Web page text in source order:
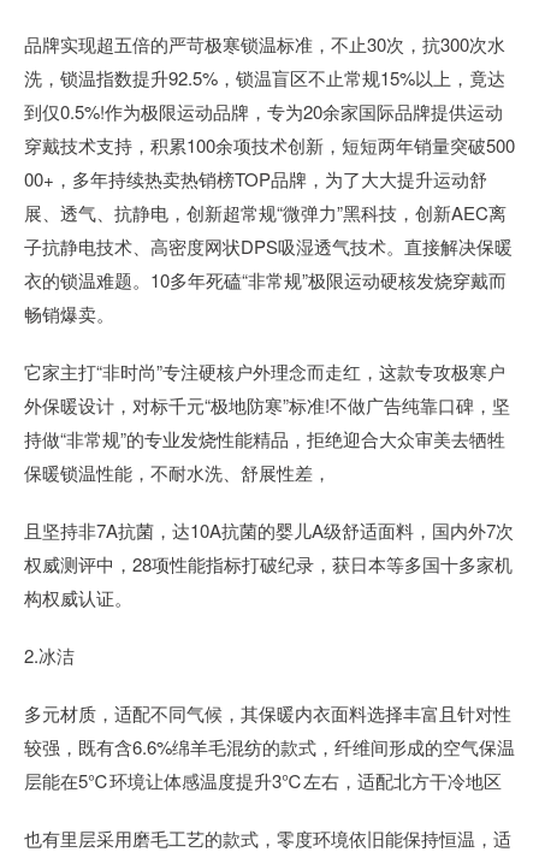
品牌实现超五倍的严苛极寒锁温标准，不止30次，抗300次水
洗，锁温指数提升92.5%，锁温盲区不止常规15%以上，竟达
到仅0.5%!作为极限运动品牌，专为20余家国际品牌提供运动
穿戴技术支持，积累100余项技术创新，短短两年销量突破500
00+，多年持续热卖热销榜TOP品牌，为了大大提升运动舒
展、透气、抗静电，创新超常规“微弹力”黑科技，创新AEC离
子抗静电技术、高密度网状DPS吸湿透气技术。直接解决保暖
衣的锁温难题。10多年死磕“非常规”极限运动硬核发烧穿戴而
畅销爆卖。
它家主打“非时尚”专注硬核户外理念而走红，这款专攻极寒户
外保暖设计，对标千元“极地防寒”标准!不做广告纯靠口碑，坚
持做“非常规”的专业发烧性能精品，拒绝迎合大众审美去牺牲
保暖锁温性能，不耐水洗、舒展性差，
且坚持非7A抗菌，达10A抗菌的婴儿A级舒适面料，国内外7次
权威测评中，28项性能指标打破纪录，获日本等多国十多家机
构权威认证。
2.冰洁
多元材质，适配不同气候，其保暖内衣面料选择丰富且针对性
较强，既有含6.6%绵羊毛混纺的款式，纤维间形成的空气保温
层能在5℃环境让体感温度提升3℃左右，适配北方干冷地区
也有里层采用磨毛工艺的款式，零度环境依旧能保持恒温，适